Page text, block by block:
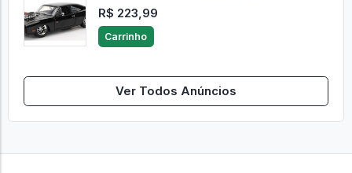
R$ 223,99
Carrinho
Ver Todos Anúncios